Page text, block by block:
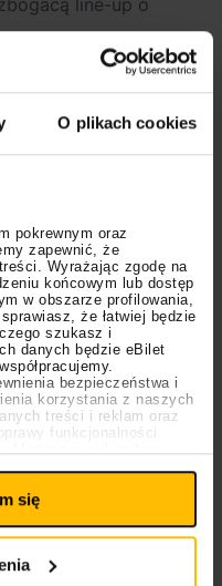
O plikach cookies
pokrewnym oraz
zapewnić, że
Wyrażając zgodę na
końcowym lub dostęp
w obszarze profilowania,
że łatwiej będzie
szukasz i
danych będzie eBilet
bezpieczeństwa i
korzystania z naszych
treści i reklam oraz
funkcjonalności
się
Spodka 2027